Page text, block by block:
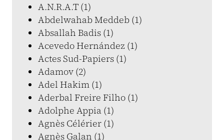
A.N.R.A.T (1)
Abdelwahab Meddeb (1)
Absallah Badis (1)
Acevedo Hernández (1)
Actes Sud-Papiers (1)
Adamov (2)
Adel Hakim (1)
Aderbal Freire Filho (1)
Adolphe Appia (1)
Agnès Célérier (1)
Agnès Galan (1)